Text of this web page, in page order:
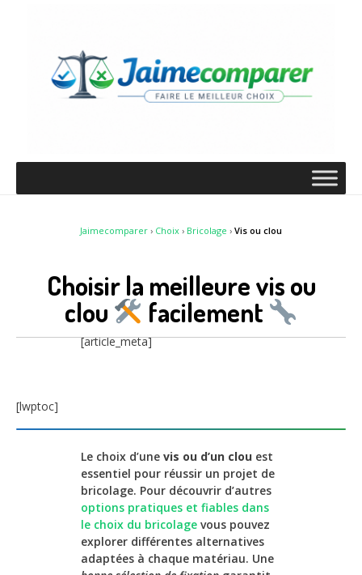
Jaimecomparer › Choix › Bricolage › Vis ou clou
Choisir la meilleure vis ou
clou
facilement
[article_meta]
[lwptoc]
Le choix d’une vis ou d’un clou est
essentiel pour réussir un projet de
bricolage. Pour découvrir d’autres
options pratiques et fiables dans
le choix du bricolage vous pouvez
explorer différentes alternatives
adaptées à chaque matériau. Une